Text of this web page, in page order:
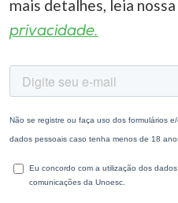
mais detalhes, leia nossa
privacidade.